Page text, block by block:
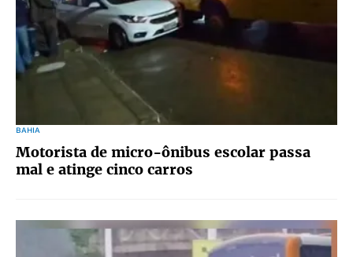
BAHIA
Motorista de micro-ônibus escolar passa
mal e atinge cinco carros